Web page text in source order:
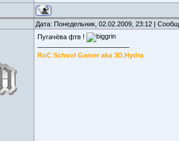
Дата: Понедельник, 02.02.2009, 23:12 |
Пугачёва фтв !
RoC School Gamer aka 3D.Hydra